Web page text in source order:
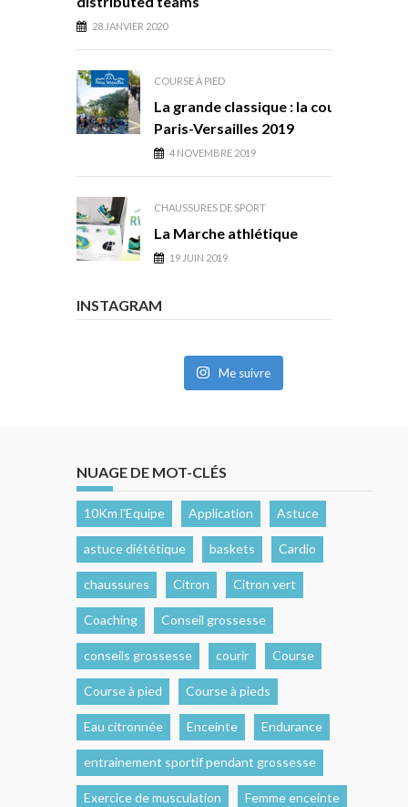
28 JANVIER 2020
COURSE À PIED
La grande classique : la course
Paris-Versailles 2019
4 NOVEMBRE 2019
CHAUSSURES DE SPORT
La Marche athlétique
19 JUIN 2019
INSTAGRAM
Me suivre
NUAGE DE MOT-CLÉS
10Km l'Equipe Application Astuce
astuce diététique baskets Cardio
chaussures Citron Citron vert
Coaching Conseil grossesse
conseils grossesse courir Course
Course à pied Course à pieds
Eau citronnée Enceinte Endurance
entrainement sportif pendant grossesse
Exercice de musculation Femme enceinte